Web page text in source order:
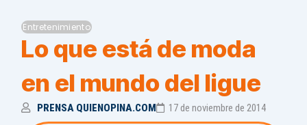
Entretenimiento
Lo que está de moda
en el mundo del ligue
PRENSA QUIENOPINA.COM 17 de noviembre de 2014